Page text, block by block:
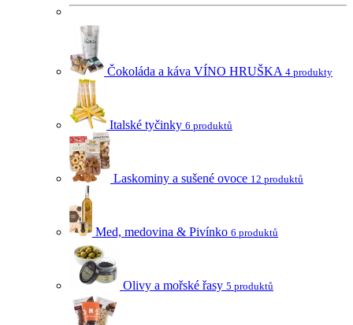
Čokoláda a káva VÍNO HRUŠKA 4 produkty
Italské tyčinky 6 produktů
Laskominy a sušené ovoce 12 produktů
Med, medovina & Pivínko 6 produktů
Olivy a mořské řasy 5 produktů